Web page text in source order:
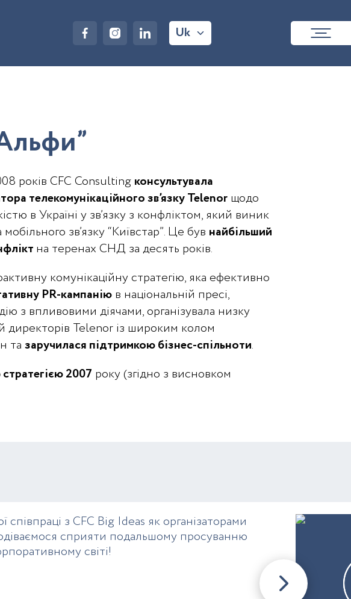
Uk
льфи”
років CFC Consulting консультувала
телекомунікаційного зв’язку Telenor щодо
в Україні у зв’язку з конфліктом, який виник
зв’язку “Київстар”. Це був найбільший
на теренах СНД за десять років.
комунікаційну стратегію, яка ефективно
PR-кампанію в національній пресі,
з впливовими діячами, організувала низку
директорів Telenor із широким колом
та заручилася підтримкою бізнес-спільноти.
2007 року (згідно з висновком
з CFC Big Ideas як організаторами
сприяти подальшому просуванню
світі!